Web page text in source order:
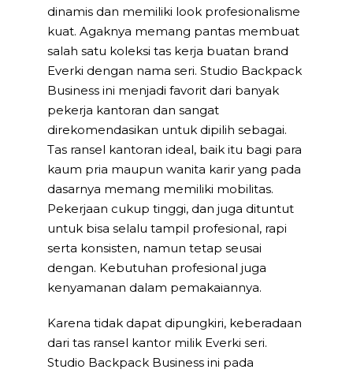
dinamis dan memiliki look profesionalisme
kuat. Agaknya memang pantas membuat
salah satu koleksi tas kerja buatan brand
Everki dengan nama seri. Studio Backpack
Business ini menjadi favorit dari banyak
pekerja kantoran dan sangat
direkomendasikan untuk dipilih sebagai.
Tas ransel kantoran ideal, baik itu bagi para
kaum pria maupun wanita karir yang pada
dasarnya memang memiliki mobilitas.
Pekerjaan cukup tinggi, dan juga dituntut
untuk bisa selalu tampil profesional, rapi
serta konsisten, namun tetap seusai
dengan. Kebutuhan profesional juga
kenyamanan dalam pemakaiannya.
Karena tidak dapat dipungkiri, keberadaan
dari tas ransel kantor milik Everki seri.
Studio Backpack Business ini pada